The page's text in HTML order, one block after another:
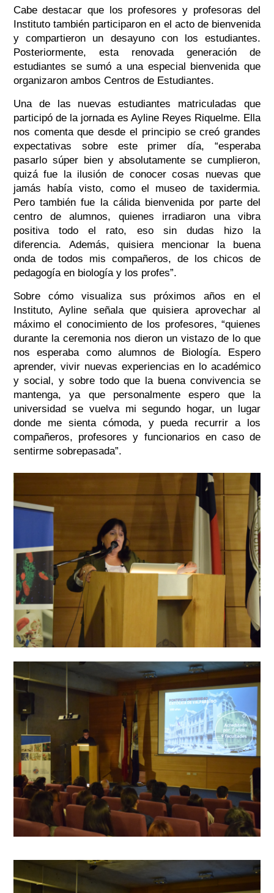
Cabe destacar que los profesores y profesoras del
Instituto también participaron en el acto de bienvenida
y compartieron un desayuno con los estudiantes.
Posteriormente, esta renovada generación de
estudiantes se sumó a una especial bienvenida que
organizaron ambos Centros de Estudiantes.
Una de las nuevas estudiantes matriculadas que
participó de la jornada es Ayline Reyes Riquelme. Ella
nos comenta que desde el principio se creó grandes
expectativas sobre este primer día, “esperaba
pasarlo súper bien y absolutamente se cumplieron,
quizá fue la ilusión de conocer cosas nuevas que
jamás había visto, como el museo de taxidermia.
Pero también fue la cálida bienvenida por parte del
centro de alumnos, quienes irradiaron una vibra
positiva todo el rato, eso sin dudas hizo la
diferencia. Además, quisiera mencionar la buena
onda de todos mis compañeros, de los chicos de
pedagogía en biología y los profes”.
Sobre cómo visualiza sus próximos años en el
Instituto, Ayline señala que quisiera aprovechar al
máximo el conocimiento de los profesores, “quienes
durante la ceremonia nos dieron un vistazo de lo que
nos esperaba como alumnos de Biología. Espero
aprender, vivir nuevas experiencias en lo académico
y social, y sobre todo que la buena convivencia se
mantenga, ya que personalmente espero que la
universidad se vuelva mi segundo hogar, un lugar
donde me sienta cómoda, y pueda recurrir a los
compañeros, profesores y funcionarios en caso de
sentirme sobrepasada”.